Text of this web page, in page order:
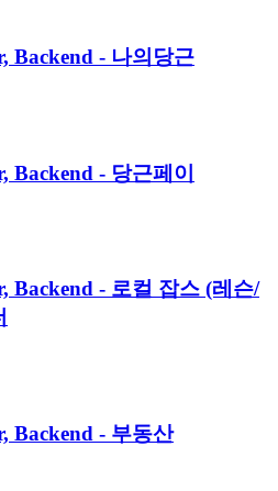
Backend - 나의당근
Backend - 당근페이
Backend - 로컬 잡스 (레슨/
Backend - 부동산